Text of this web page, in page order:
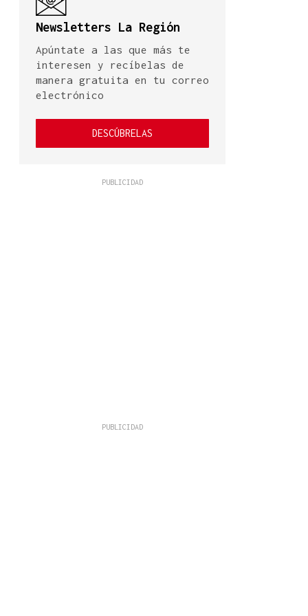
Newsletters La Región
Apúntate a las que más te
interesen y recíbelas de
manera gratuita en tu correo
electrónico
DESCÚBRELAS